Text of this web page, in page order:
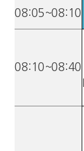
08:05~08:10
08:10~08:40